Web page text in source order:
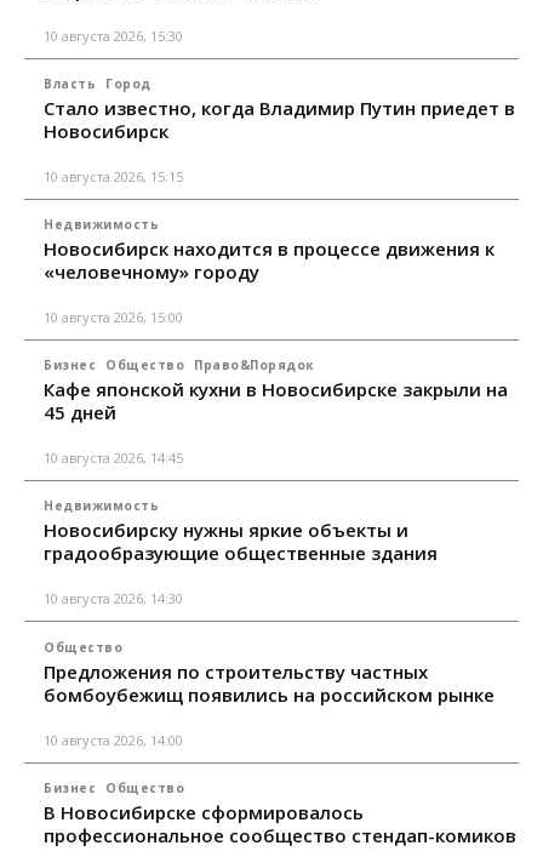
10 августа 2026, 15:30
Власть Город
Стало известно, когда Владимир Путин приедет в
Новосибирск
10 августа 2026, 15:15
Недвижимость
Новосибирск находится в процессе движения к
«человечному» городу
10 августа 2026, 15:00
Бизнес Общество Право&Порядок
Кафе японской кухни в Новосибирске закрыли на
45 дней
10 августа 2026, 14:45
Недвижимость
Новосибирску нужны яркие объекты и
градообразующие общественные здания
10 августа 2026, 14:30
Общество
Предложения по строительству частных
бомбоубежищ появились на российском рынке
10 августа 2026, 14:00
Бизнес Общество
В Новосибирске сформировалось
профессиональное сообщество стендап-комиков